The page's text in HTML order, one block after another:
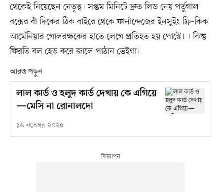
থেকেই নিয়েছেন নেতৃত্ব। সপ্তম মিনিটে দ্রুত লিড নেয় পর্তুগাল।
বক্সের বাঁ দিকের ঠিক বাইরে থেকে ফার্নান্দেজের ইনসুইং ফ্রি-কিক
আর্মেনিয়ার গোলরক্ষকের হাতে লেগে প্রতিহত হয় পোস্টে। । কিন্তু
ফিরতি বল হেড করে জালে পাঠান ভেইগা।
আরও পড়ুন
লাল কার্ড ও হলুদ কার্ড দেখায় কে এগিয়ে
—মেসি না রোনালদো
১৬ নভেম্বর ২০২৫